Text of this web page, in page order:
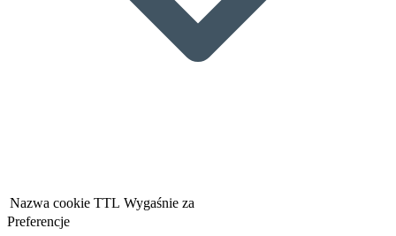
Nazwa cookie TTL Wygaśnie za
Preferencje